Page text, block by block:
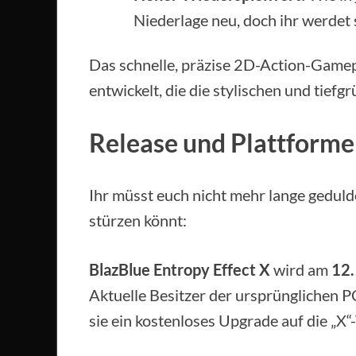
Niederlage neu, doch ihr
Das schnelle, präzise 2D-Action-
entwickelt, die die stylischen und
Release und
Ihr müsst euch nicht mehr lange
stürzen könnt:
BlazBlue Entropy Effect X wird am
Aktuelle Besitzer der ursprünglichen
sie ein kostenloses Upgrade auf die